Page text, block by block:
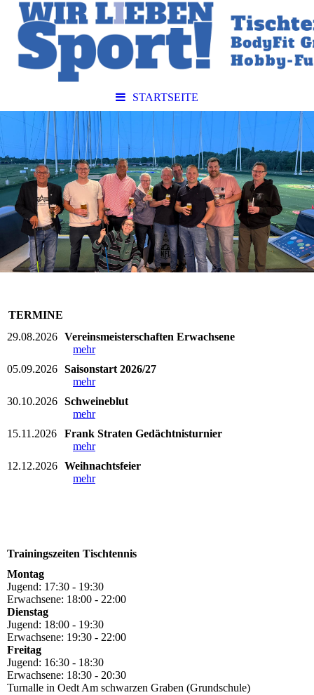
STARTSEITE
TERMINE
29.08.2026 Vereinsmeisterschaften Erwachsene
mehr
05.09.2026 Saisonstart 2026/27
mehr
30.10.2026 Schweineblut
mehr
15.11.2026
Frank Straten Gedächtnisturnier
mehr
12.12.2026 Weihnachtsfeier
mehr
Trainingszeiten Tischtennis
Montag
Jugend: 17:30 - 19:30
Erwachsene: 18:00 - 22:00
Dienstag
Jugend: 18:00 - 19:30
Erwachsene: 19:30 - 22:00
Freitag
Jugend: 16:30 - 18:30
Erwachsene: 18:30 - 20:30
Turnalle in Oedt Am schwarzen Graben (Grundschule)